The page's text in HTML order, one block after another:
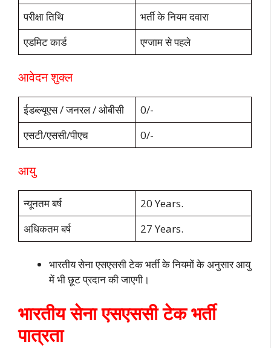
परीक्षा तिथि
भर्ती के नियम दवारा
एडमिट कार्ड
एग्जाम से पहले
आवेदन शुक्ल
ईडब्ल्यूएस / जनरल / ओबीसी
0/-
एसटी/एससी/पीएच
0/-
आयु
न्यूनतम बर्ष
20 Years.
अधिकतम बर्ष
27 Years.
भारतीय सेना एसएससी टेक भर्ती के नियमों के अनुसार आयु
में भी छूट प्रदान की जाएगी।
भारतीय सेना एसएससी टेक भर्ती
पात्रता